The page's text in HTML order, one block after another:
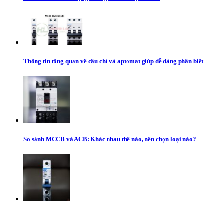
Thông tin tổng quan về cầu chì và aptomat giúp dễ dàng phân biệt
So sánh MCCB và ACB: Khác nhau thế nào, nên chọn loại nào?